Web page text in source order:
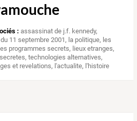
: assassinat de j.f. kennedy,
11 septembre 2001, la politique, les
les programmes secrets, lieux etranges,
,technologies alternatives,
et revelations, l'actualite, l'histoire